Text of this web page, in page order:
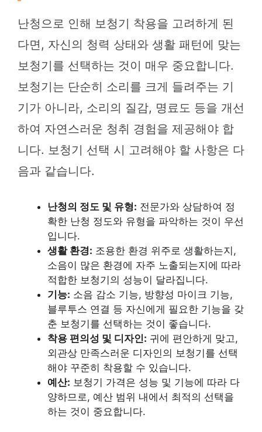
난청으로 인해 보청기 착용을 고려하게 된
다면, 자신의 청력 상태와 생활 패턴에 맞는
보청기를 선택하는 것이 매우 중요합니다.
보청기는 단순히 소리를 크게 들려주는 기
기가 아니라, 소리의 질감, 명료도 등을 개선
하여 자연스러운 청취 경험을 제공해야 합
니다. 보청기 선택 시 고려해야 할 사항은 다
음과 같습니다.
난청의 정도 및 유형: 전문가와 상담하여 정
확한 난청 정도와 유형을 파악하는 것이 우선
입니다.
생활 환경: 조용한 환경 위주로 생활하는지,
소음이 많은 환경에 자주 노출되는지에 따라
적합한 보청기의 성능이 달라집니다.
기능: 소음 감소 기능, 방향성 마이크 기능,
블루투스 연결 등 자신에게 필요한 기능을 갖
춘 보청기를 선택하는 것이 좋습니다.
착용 편의성 및 디자인: 귀에 편안하게 맞고,
외관상 만족스러운 디자인의 보청기를 선택
해야 꾸준히 착용할 수 있습니다.
예산: 보청기 가격은 성능 및 기능에 따라 다
양하므로, 예산 범위 내에서 최적의 선택을
하는 것이 중요합니다.